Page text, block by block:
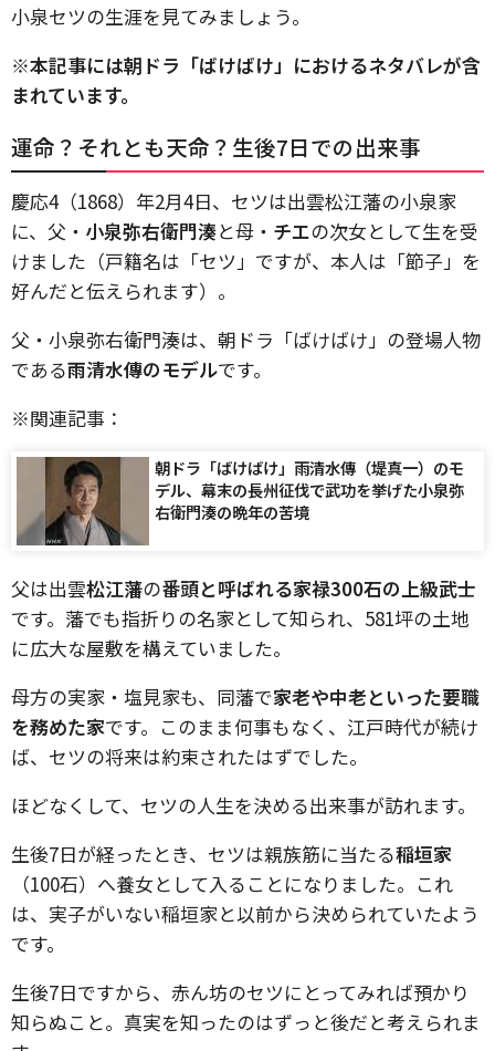
小泉セツの生涯を見てみましょう。
※本記事には朝ドラ「ばけばけ」におけるネタバレが含
まれています。
運命？それとも天命？生後7日での出来事
慶応4（1868）年2月4日、セツは出雲松江藩の小泉家
に、父・ 小泉弥右衛門湊と母・ チエの次女として生を受
けました（戸籍名は「セツ」ですが、本人は「節子」を
好んだと伝えられます）。
父・小泉弥右衛門湊は、朝ドラ「ばけばけ」の登場人物
である雨清水傳のモデルです。
※関連記事：
朝ドラ「ばけばけ」雨清水傳（堤真一）のモ
デル、幕末の長州征伐で武功を挙げた小泉弥
右衛門湊の晩年の苦境
父は出雲松江藩の番頭と呼ばれる家禄300石の上級武士
です。藩でも指折りの名家として知られ、581坪の土地
に広大な屋敷を構えていました。
母方の実家・塩見家も、同藩で家老や中老といった要職
を務めた家です。このまま何事もなく、江戸時代が続け
ば、セツの将来は約束されたはずでした。
ほどなくして、セツの人生を決める出来事が訪れます。
生後7日が経ったとき、セツは親族筋に当たる稲垣家
（100石）へ養女として入ることになりました。これ
は、実子がいない稲垣家と以前から決められていたよう
です。
生後7日ですから、赤ん坊のセツにとってみれば預かり
知らぬこと。真実を知ったのはずっと後だと考えられま